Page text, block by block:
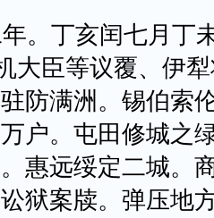
丁亥闰七月丁
臣等议覆、伊犁
防满洲。锡伯索
户。屯田修城之
惠远绥定二城。
狱案牍。弹压地